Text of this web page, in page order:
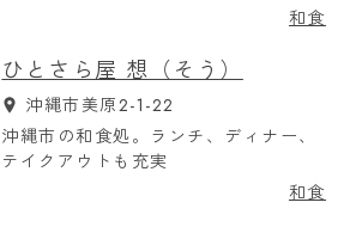
和食
ひとさら屋 想（そう）
沖縄市美原2-1-22
沖縄市の和食処。ランチ、ディナー、
テイクアウトも充実
和食